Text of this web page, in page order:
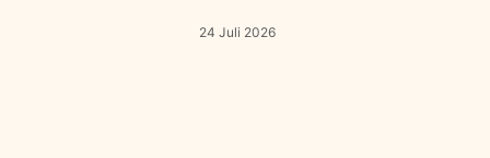
24 Juli 2026